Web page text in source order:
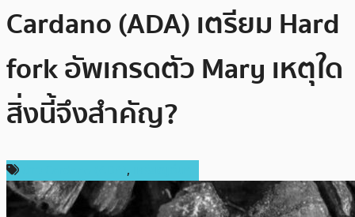
Cardano (ADA) เตรียม Hard
fork อัพเกรดตัว Mary เหตุใด
สิ่งนี้จึงสำคัญ?
,